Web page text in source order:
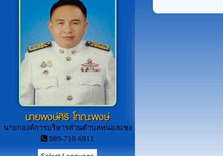
นายพงษ์ศิริ โทณะพงษ์
นายกองค์การบริหารส่วนตำบลหนองแซง
089-710-6911